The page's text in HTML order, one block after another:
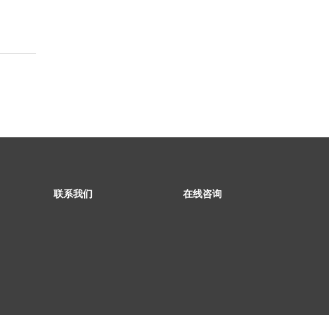
联系我们 在线咨询